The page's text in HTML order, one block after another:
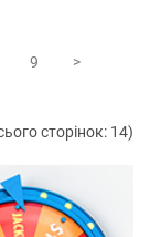
9
>
сторінок: 14)